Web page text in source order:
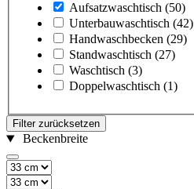
Aufsatzwaschtisch (50)
Unterbauwaschtisch (42)
Handwaschbecken (29)
Standwaschtisch (27)
Waschtisch (3)
Doppelwaschtisch (1)
Filter zurücksetzen
Beckenbreite